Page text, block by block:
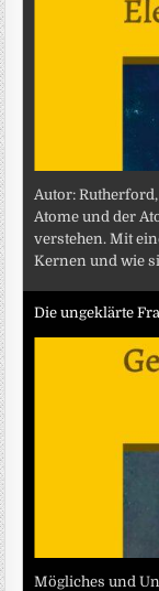
Autor:
Atome und der
verstehen. Mit
Kernen und wie
Die ungeklärte
Mögliches und